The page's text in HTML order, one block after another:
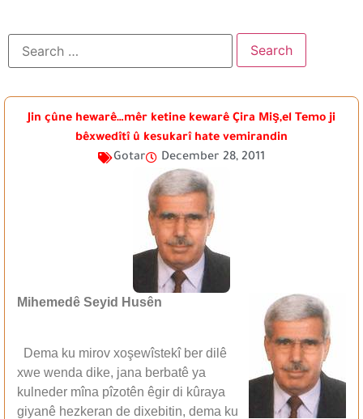
Jin çûne hewarê…mêr ketine kewarê Çira Miş,el Temo ji
bêxwedîtî û kesukarî hate vemirandin
Gotar
December 28, 2011
Mihemedê Seyid Husên
Dema ku mirov xoşewîstekî ber dilê
xwe wenda dike, jana berbatê ya
kulneder mîna pîzotên êgir di kûraya
giyanê hezkeran de dixebitin, dema ku